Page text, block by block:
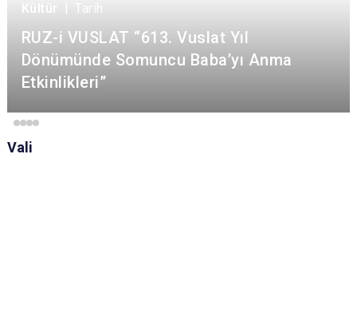
Kültür Tarih
RUZ-i VUSLAT “613. Vuslat Yıl
Dönümünde Somuncu Baba’yı Anma
Etkinlikleri”
Vali